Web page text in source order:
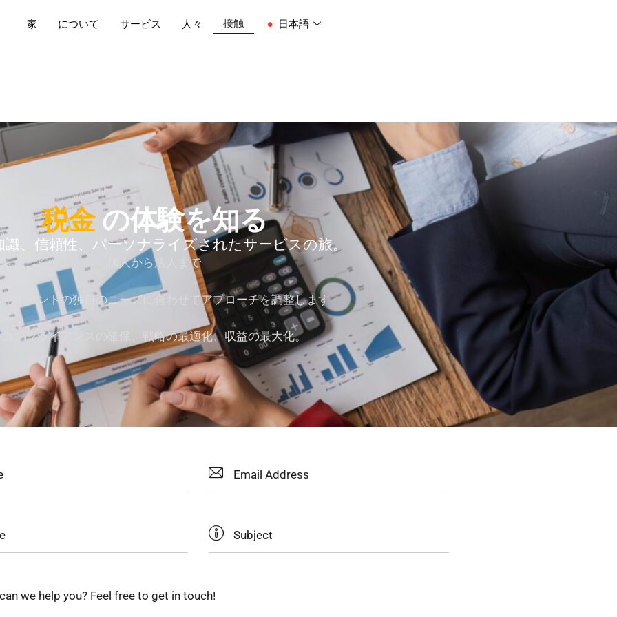
家 について サービス 人々 接触 日本語
税金の体験を知る
識、信頼性、パーソナライズされたサービスの旅。
個人から法人まで
イアントの独自のニーズに合わせてアプローチを調整します
コンプライアンスの確保、戦略の最適化、収益の最大化。